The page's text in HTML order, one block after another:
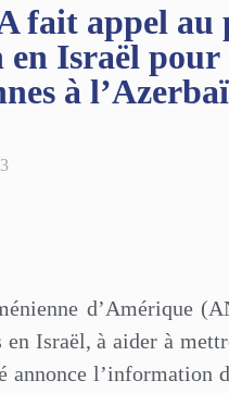
fait appel au
en Israël
à
d’Amérique
Israël, à aider à
l’information